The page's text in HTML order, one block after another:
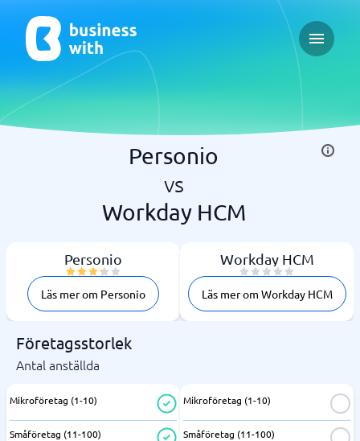
Open
Personio
vs
Workday HCM
Personio
Läs mer om Personio
Workday HCM
Läs mer om Workday HCM
Företagsstorlek
Antal anställda
Mikroföretag (1-10)
Småföretag (11-100)
Mikroföretag (1-10)
Småföretag (11-100)